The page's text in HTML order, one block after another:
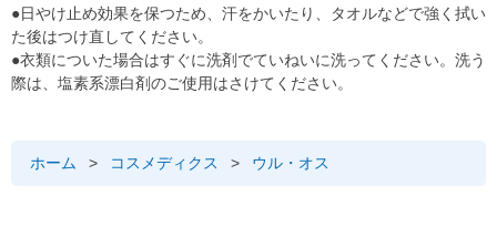
●日やけ止め効果を保つため、汗をかいたり、タオルなどで強く拭い
た後はつけ直してください。
●衣類についた場合はすぐに洗剤でていねいに洗ってください。洗う
際は、塩素系漂白剤のご使用はさけてください。
ホーム > コスメディクス > ウル・オス